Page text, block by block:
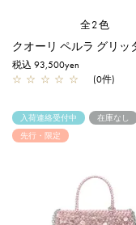
全2色
税込 93,500yen
☆ ☆ ☆ ☆ ☆ (0件)
入荷連絡受付中
在庫なし
先行・限定